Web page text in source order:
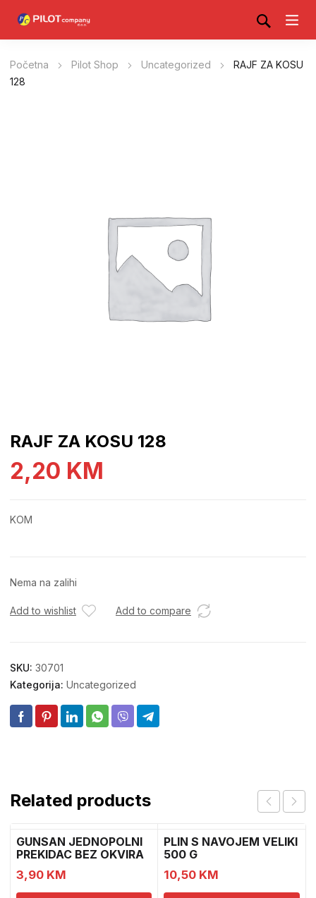
Početna Pilot Shop Uncategorized
RAJF ZA KOSU
128
RAJF ZA KOSU 128
2,20 KM
KOM
Nema na zalihi
Add to wishlist Add to compare
SKU: 30701
Kategorija: Uncategorized
Related products
GUNSAN JEDNOPOLNI
PREKIDAC BEZ OKVIRA
11
3,90 KM
PLIN S NAVOJEM VELIKI
500 G
10,50 KM